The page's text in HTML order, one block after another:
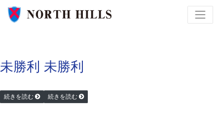
未勝利
続きを読む
未勝利
続きを読む